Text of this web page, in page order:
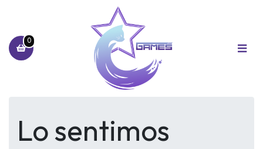
0
Lo sentimos